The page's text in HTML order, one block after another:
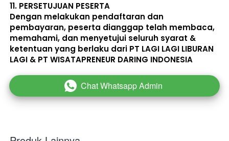
11. PERSETUJUAN PESERTA
Dengan melakukan pendaftaran dan
pembayaran, peserta dianggap telah membaca,
memahami, dan menyetujui seluruh syarat &
ketentuan yang berlaku dari PT LAGI LAGI LIBURAN
LAGI & PT WISATAPRENEUR DARING INDONESIA
` Chat Whatsapp Admin